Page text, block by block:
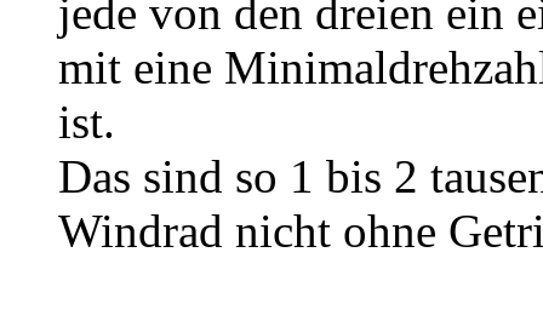
jede von den dreien ein
mit eine
ist.
Das sind so 1 bis 2
Windrad nicht ohne